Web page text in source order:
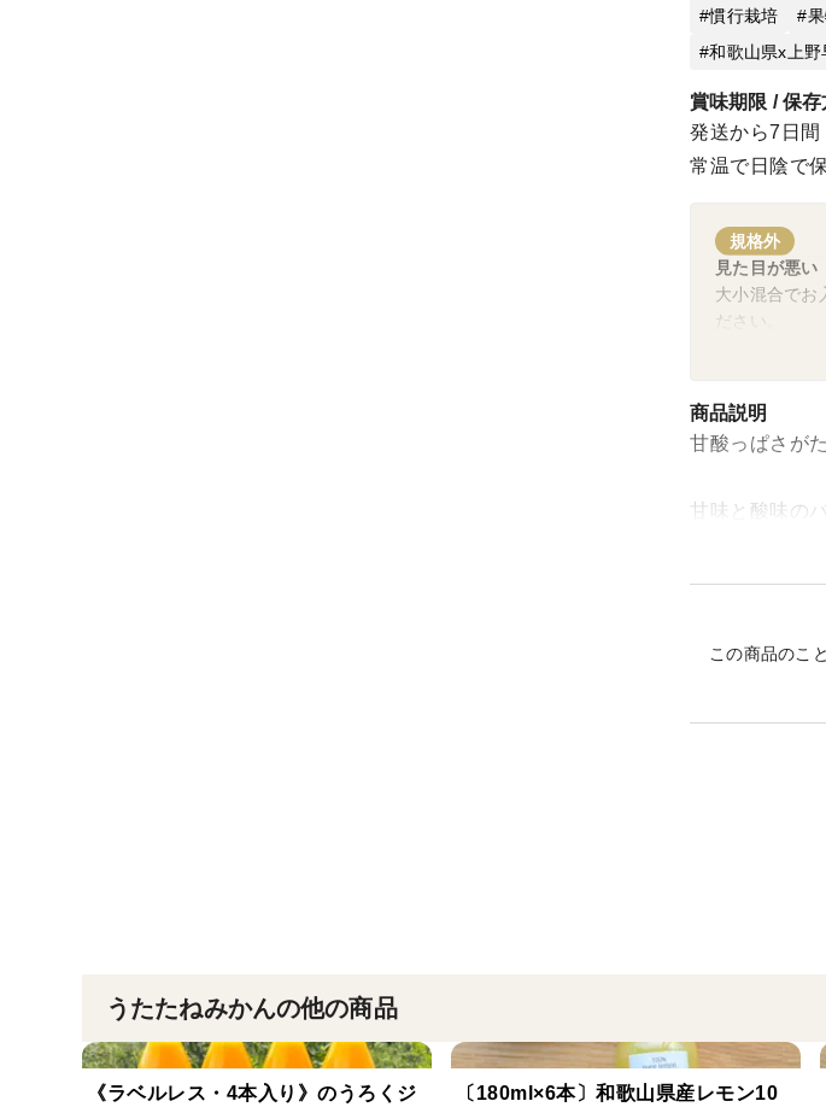
慣行栽培
和歌山県x上野
賞味期限 / 保
発送から7日間
常温で日陰で
規格外
見た目が悪い
大小混合でお
ださい。
商品説明
甘酸っぱさが
甘味と酸味の
酸味
旨味
この商品のこ
うたたねみかんの他の商品
《ラベルレス・4本入り》のうろくジ
〔180ml×6本〕和歌山県産レモン10